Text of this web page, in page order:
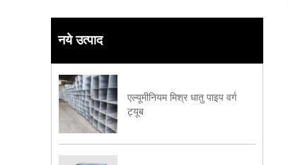
नये उत्पाद
एल्यूमीनियम मिश्र धातु पाइप वर्ग
ट्यूब